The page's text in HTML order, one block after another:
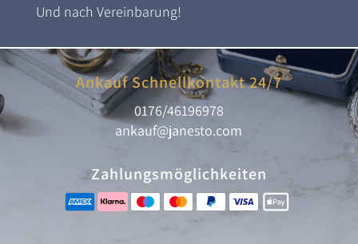
Und nach Vereinbarung!
Ankauf Schnellkontakt 24/7
0176/46196978
ankauf@janesto.com
Zahlungsmöglichkeiten